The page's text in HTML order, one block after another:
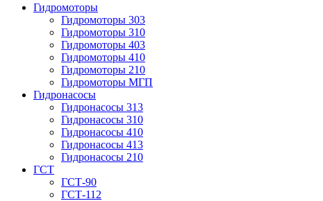
Гидромоторы
Гидромоторы 303
Гидромоторы 310
Гидромоторы 403
Гидромоторы 410
Гидромоторы 210
Гидромоторы МГП
Гидронасосы
Гидронасосы 313
Гидронасосы 310
Гидронасосы 410
Гидронасосы 413
Гидронасосы 210
ГСТ
ГСТ-90
ГСТ-112